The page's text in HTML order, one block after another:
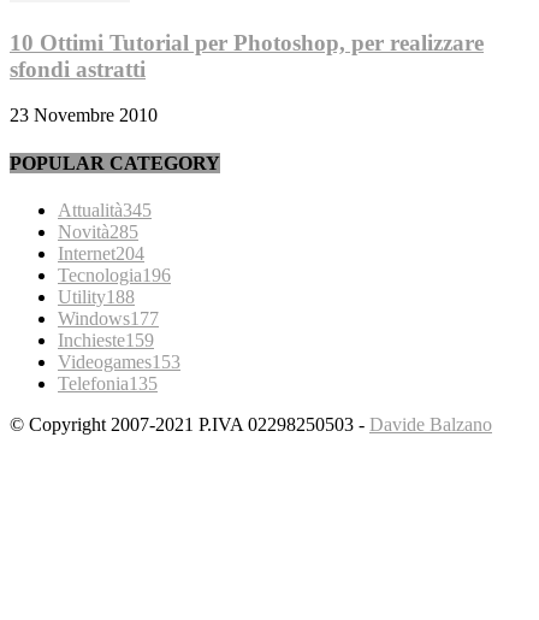
10 Ottimi Tutorial per Photoshop, per realizzare
sfondi astratti
23 Novembre 2010
POPULAR CATEGORY
Attualità345
Novità285
Internet204
Tecnologia196
Utility188
Windows177
Inchieste159
Videogames153
Telefonia135
© Copyright 2007-2021 P.IVA 02298250503 - Davide Balzano